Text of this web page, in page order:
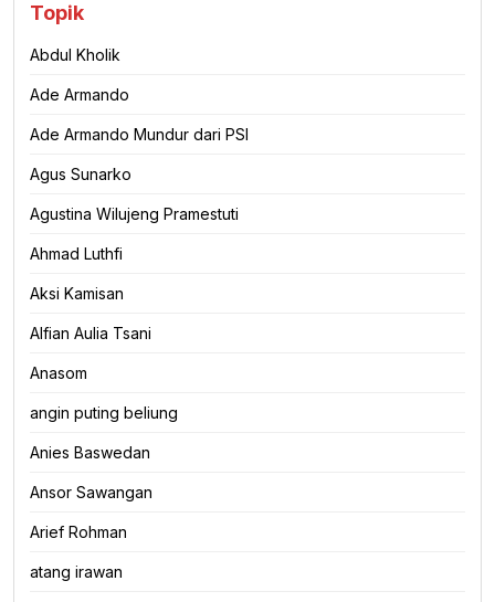
Topik
Abdul Kholik
Ade Armando
Ade Armando Mundur dari PSI
Agus Sunarko
Agustina Wilujeng Pramestuti
Ahmad Luthfi
Aksi Kamisan
Alfian Aulia Tsani
Anasom
angin puting beliung
Anies Baswedan
Ansor Sawangan
Arief Rohman
atang irawan